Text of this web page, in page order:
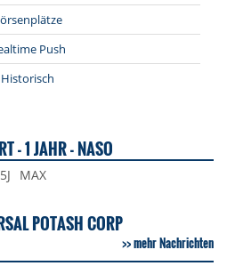
Push
Historisch
- 1 JAHR - NASO
5J MAX
POTASH CORP
mehr Nachrichten